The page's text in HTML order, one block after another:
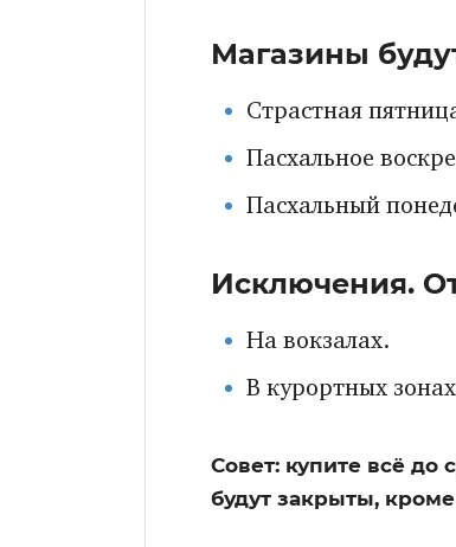
Магазины
Страстная
Пасхальное
Пасхальный
Исключения.
На вокзалах.
В курортных
Совет: купите всё до
будут закрыты,